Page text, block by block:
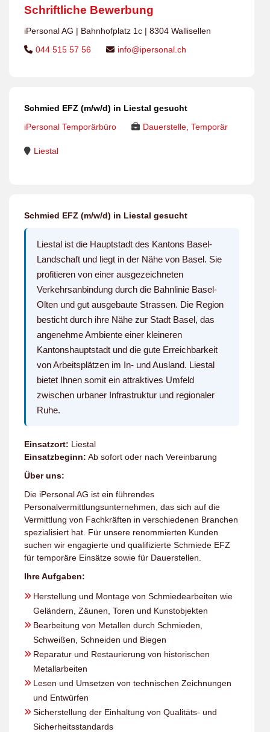
Schriftliche Bewerbung
iPersonal AG | Bahnhofplatz 1c | 8304 Wallisellen
044 515 57 56
info@ipersonal.ch
Schmied EFZ (m/w/d) in Liestal gesucht
iPersonal Temporärbüro
Dauerstelle, Temporär
Liestal
Schmied EFZ (m/w/d) in Liestal gesucht
Liestal ist die Hauptstadt des Kantons Basel-
Landschaft und liegt in der Nähe von Basel. Sie
profitieren von einer ausgezeichneten
Verkehrsanbindung durch die Bahnlinie Basel-
Olten und gut ausgebaute Strassen. Die Region
besticht durch ihre Nähe zur Stadt Basel, das
angenehme Ambiente einer kleineren
Kantonshauptstadt und die gute Erreichbarkeit
von Arbeitsplätzen im In- und Ausland. Liestal
bietet Ihnen somit ein attraktives Umfeld
zwischen urbaner Infrastruktur und regionaler
Ruhe.
Einsatzort: Liestal
Einsatzbeginn: Ab sofort oder nach Vereinbarung
Über uns:
Die iPersonal AG ist ein führendes
Personalvermittlungsunternehmen, das sich auf die
Vermittlung von Fachkräften in verschiedenen Branchen
spezialisiert hat. Für unsere renommierten Kunden
suchen wir engagierte und qualifizierte Schmiede EFZ
für temporäre Einsätze sowie für Dauerstellen.
Ihre Aufgaben:
Herstellung und Montage von Schmiedearbeiten wie
Geländern, Zäunen, Toren und Kunstobjekten
Bearbeitung von Metallen durch Schmieden,
Schweißen, Schneiden und Biegen
Reparatur und Restaurierung von historischen
Metallarbeiten
Lesen und Umsetzen von technischen Zeichnungen
und Entwürfen
Sicherstellung der Einhaltung von Qualitäts- und
Sicherheitsstandards